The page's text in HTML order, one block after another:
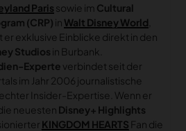
Paris sowie im Cultural
(CRP) in Walt Disney World
er exklusive Einblicke direkt in den
Studios in Burbank.
Experte verbindet seit der
im Jahr 2006 journalistische
Insider-Expertise. Wenn er
neuesten Disney+ Highlights
KINGDOM HEARTS Fan die